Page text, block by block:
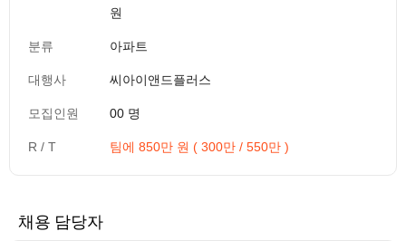
원
분류 아파트
대행사 씨아이앤드플러스
모집인원 00 명
R / T 팀에 850만 원 ( 300만 / 550만 )
채용 담당자